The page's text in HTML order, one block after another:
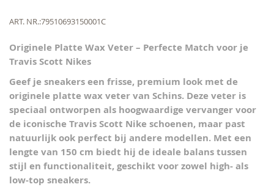
Meer
ART. NR.79510693150001C
Originele Platte Wax Veter – Perfecte Match voor je
Travis Scott Nikes
Geef je sneakers een frisse, premium look met de
originele platte wax vetervan Schins. Deze veter is
speciaal ontworpen als hoogwaardige vervanger voor
de iconische Travis Scott Nike schoenen, maar past
natuurlijk ook perfect bij andere modellen. Met een
lengte van 150 cm biedt hij de ideale balans tussen
stijl en functionaliteit, geschikt voor zowel high- als
low-top sneakers.
the
images